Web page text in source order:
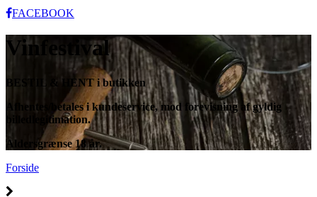
FACEBOOK
Vinfestival
BESTIL & HENT i butikken
Afhentes/betales i kundeservice, mod forevisning af gyldig
billedlegitimation.
Aldersgrænse 18 år.
Forside